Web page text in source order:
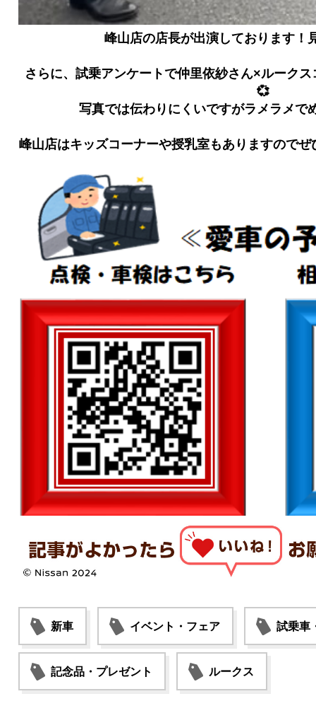
峰山店の店長が出演しております！
さらに、試乗アンケートで仲里依紗さん×ルーク
💞
写真では伝わりにくいですがラメラメで
峰山店はキッズコーナーや授乳室もありますので
新車 イベント・フェア 試乗車
記念品・プレゼント ルークス